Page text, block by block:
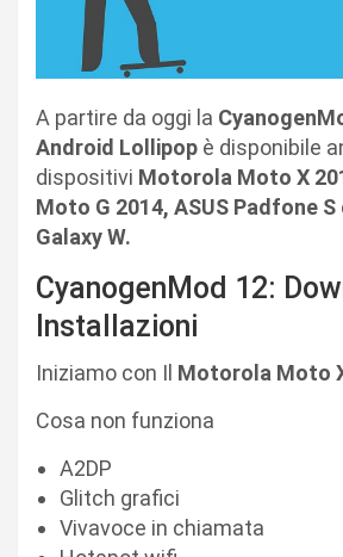
A partire da oggi la
Android Lollipop è disponibile
dispositivi Motorola Moto X
Moto G 2014, ASUS Padfone S
Galaxy W.
CyanogenMod 12:
Installazioni
Iniziamo con Il Motorola Moto
Cosa non funziona
A2DP
Glitch grafici
Vivavoce in chiamata